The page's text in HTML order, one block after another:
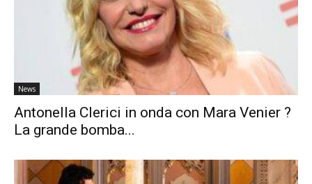
News
Antonella Clerici in onda con Mara Venier ?
La grande bomba...